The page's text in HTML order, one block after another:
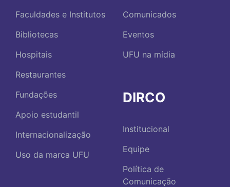
Faculdades e Institutos
Bibliotecas
Hospitais
Restaurantes
Fundações
Apoio estudantil
Internacionalização
Uso da marca UFU
Comunicados
Eventos
UFU na mídia
DIRCO
Institucional
Equipe
Política de
Comunicação